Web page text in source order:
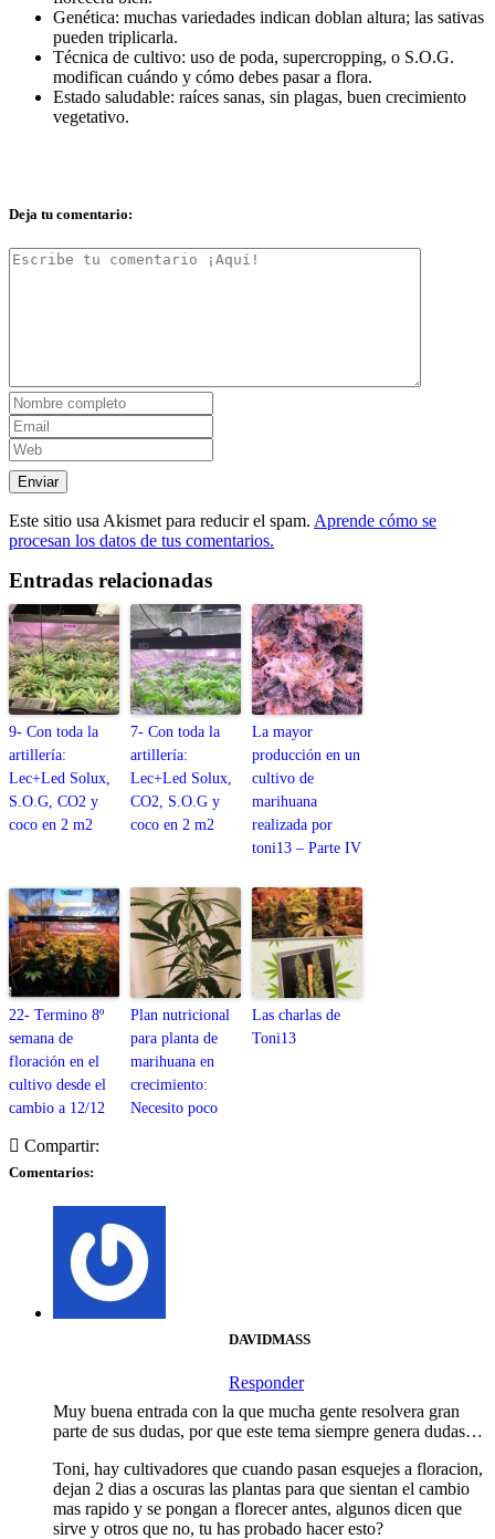
Genética: muchas variedades indican doblan altura; las sativas
pueden triplicarla.
Técnica de cultivo: uso de poda, supercropping, o S.O.G.
modifican cuándo y cómo debes pasar a flora.
Estado saludable: raíces sanas, sin plagas, buen crecimiento
vegetativo.
Deja tu comentario:
Este sitio usa Akismet para reducir el spam. Aprende cómo se
procesan los datos de tus comentarios.
Entradas relacionadas
9- Con toda la
artillería:
Lec+Led Solux,
S.O.G, CO2 y
coco en 2 m2
7- Con toda la
artillería:
Lec+Led Solux,
CO2, S.O.G y
coco en 2 m2
La mayor
producción en un
cultivo de
marihuana
realizada por
toni13 – Parte IV
22- Termino 8º
semana de
floración en el
cultivo desde el
cambio a 12/12
Plan nutricional
para planta de
marihuana en
crecimiento:
Necesito poco
Las charlas de
Toni13
Compartir:
Comentarios:
DAVIDMASS
Responder
Muy buena entrada con la que mucha gente resolvera gran
parte de sus dudas, por que este tema siempre genera dudas…
Toni, hay cultivadores que cuando pasan esquejes a floracion,
dejan 2 dias a oscuras las plantas para que sientan el cambio
mas rapido y se pongan a florecer antes, algunos dicen que
sirve y otros que no, tu has probado hacer esto?